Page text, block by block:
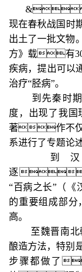
现在春秋战国时
出土了一批文物
方》载有30
疾病，提出可以
治疗“胫病”。
到先秦时
度，出现了我国
著作不仅
系进行了专题论述
到汉
逐
“百病之长”（《
的重要组成部分
高。
至魏晋南北
酿造方法，特别
步骤都做了